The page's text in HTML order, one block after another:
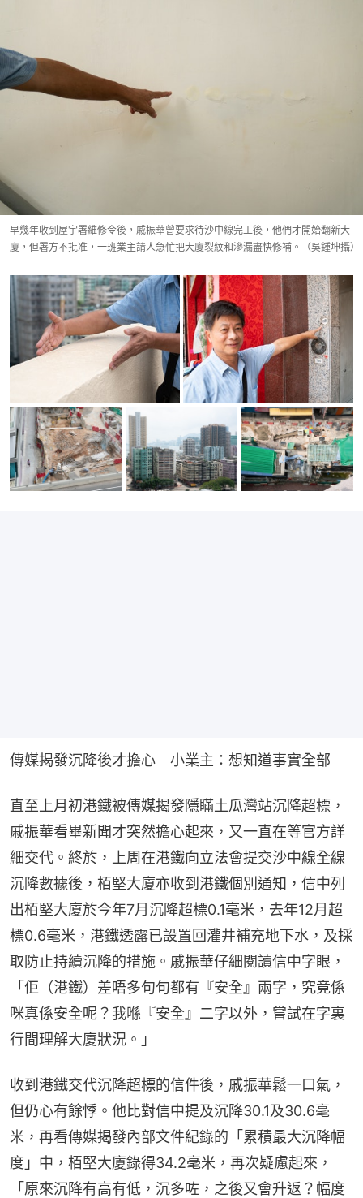
早幾年收到屋宇署維修令後，戚振華曾要求待沙中線完工後，他們才開始翻新大
廈，但署方不批准，一班業主請人急忙把大廈裂紋和滲漏盡快修補。（吳鍾坤攝）
傳媒揭發沉降後才擔心　小業主：想知道事實全部
直至上月初港鐵被傳媒揭發隱瞞土瓜灣站沉降超標，
戚振華看畢新聞才突然擔心起來，又一直在等官方詳
細交代。終於，上周在港鐵向立法會提交沙中線全線
沉降數據後，栢堅大廈亦收到港鐵個別通知，信中列
出栢堅大廈於今年7月沉降超標0.1毫米，去年12月超
標0.6毫米，港鐵透露已設置回灌井補充地下水，及採
取防止持續沉降的措施。戚振華仔細閱讀信中字眼，
「佢（港鐵）差唔多句句都有『安全』兩字，究竟係
咪真係安全呢？我喺『安全』二字以外，嘗試在字裏
行間理解大廈狀況。」
收到港鐵交代沉降超標的信件後，戚振華鬆一口氣，
但仍心有餘悸。他比對信中提及沉降30.1及30.6毫
米，再看傳媒揭發內部文件紀錄的「累積最大沉降幅
度」中，栢堅大廈錄得34.2毫米，再次疑慮起來，
「原來沉降有高有低，沉多咗，之後又會升返？幅度